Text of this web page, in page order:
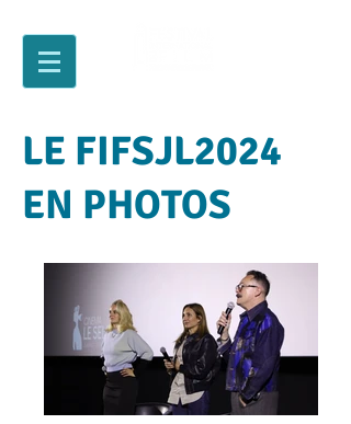
LE FIFSJL2024
EN PHOTOS